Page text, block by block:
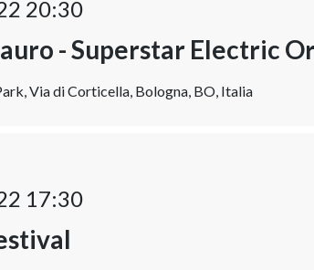
20:30
- Superstar Electric
Via di Corticella, Bologna, BO, Italia
17:30